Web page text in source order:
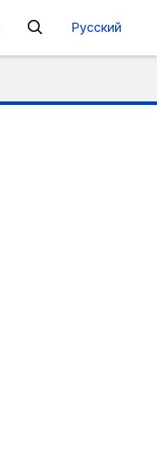
Русский